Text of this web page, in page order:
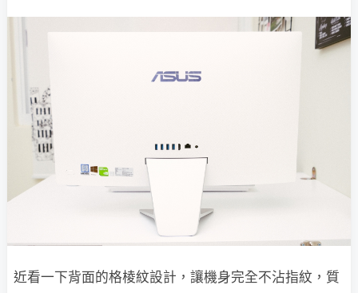
近看一下背面的格棱紋設計，讓機身完全不沾指紋，質